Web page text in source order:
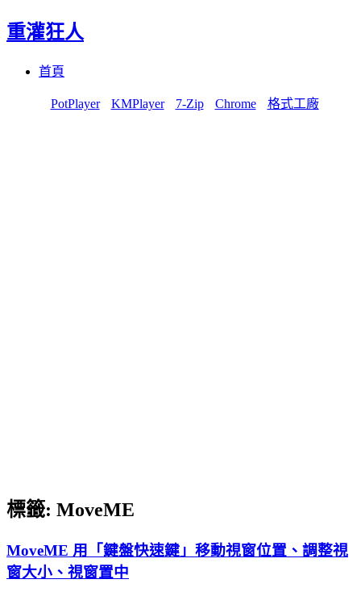
重灌狂人
首頁
PotPlayer KMPlayer 7-Zip Chrome 格式工廠
標籤: MoveME
MoveME 用「鍵盤快速鍵」移動視窗位置、調整視
窗大小、視窗置中